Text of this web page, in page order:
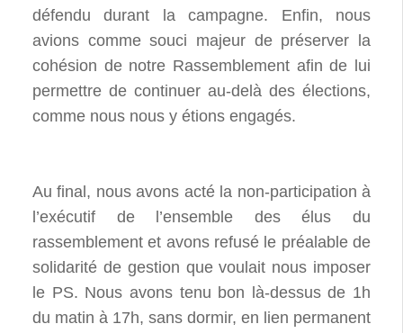
défendu durant la campagne. Enfin, nous
avions comme souci majeur de préserver la
cohésion de notre Rassemblement afin de lui
permettre de continuer au-delà des élections,
comme nous nous y étions engagés.
Au final, nous avons acté la non-participation à
l’exécutif de l’ensemble des élus du
rassemblement et avons refusé le préalable de
solidarité de gestion que voulait nous imposer
le PS. Nous avons tenu bon là-dessus de 1h
du matin à 17h, sans dormir, en lien permanent